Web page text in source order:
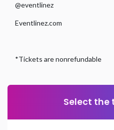
@eventlinez
Eventlinez.com
*Tickets are nonrefundable
Select the